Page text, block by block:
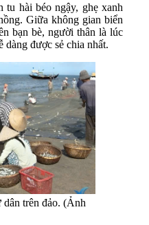
hài béo ngậy, ghẹ xanh
Giữa không gian biển
bạn bè, người thân là lúc
dàng được sẻ chia nhất.
trên đảo. (Ảnh